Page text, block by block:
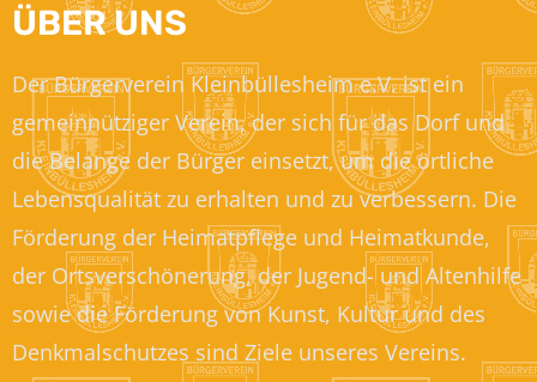
ÜBER UNS
Der Bürgerverein Kleinbüllesheim e.V. ist ein
gemeinnütziger Verein, der sich für das Dorf und
die Belange der Bürger einsetzt, um die örtliche
Lebensqualität zu erhalten und zu verbessern. Die
Förderung der Heimatpflege und Heimatkunde,
der Ortsverschönerung, der Jugend- und Altenhilfe
sowie die Förderung von Kunst, Kultur und des
Denkmalschutzes sind Ziele unseres Vereins.